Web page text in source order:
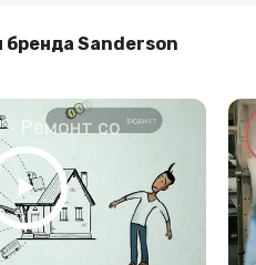
Sanderson
- Ремонт со